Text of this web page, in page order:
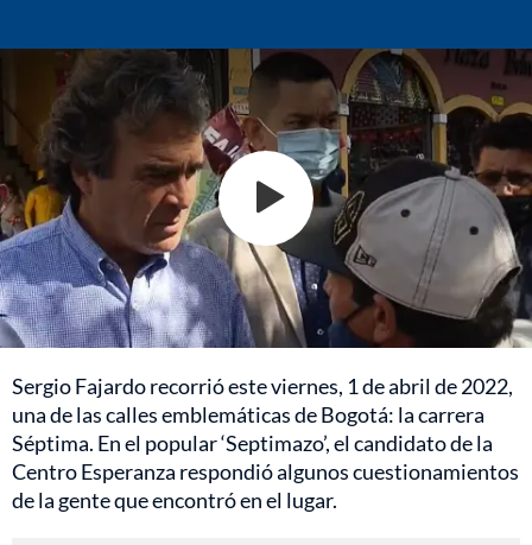
Sergio Fajardo recorrió este viernes, 1 de abril de 2022,
una de las calles emblemáticas de Bogotá: la carrera
Séptima. En el popular ‘Septimazo’, el candidato de la
Centro Esperanza respondió algunos cuestionamientos
de la gente que encontró en el lugar.